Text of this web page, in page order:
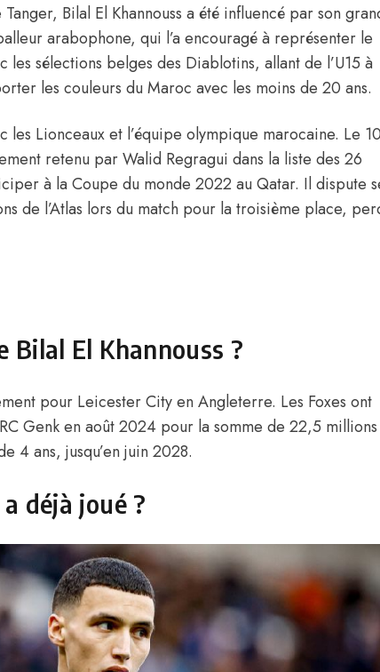
Bilal El Khannouss a été influencé par son
arabophone, qui l’a encouragé à représenter le
sélections belges des Diablotins, allant de l’U15 à
les couleurs du Maroc avec les moins de 20 ans.
les Lionceaux et l’équipe olympique marocaine. Le 10
retenu parWalid Regragui dans la liste des 26
à la Coupe du monde 2022 au Qatar. Il dispute
de l’Atlas lors du match pour la troisième place,
Bilal El Khannouss ?
pour Leicester City en Angleterre. Les Foxes ont
Genk en août 2024 pour la somme de 22,5 millions
4 ans, jusqu’en juin 2028.
déjà joué ?